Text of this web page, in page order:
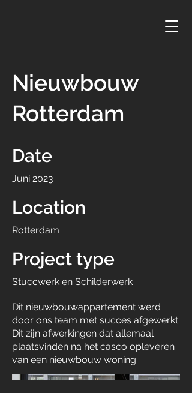
Nieuwbouw
Rotterdam
Date
Juni 2023
Location
Rotterdam
Project type
Stuccwerk en Schilderwerk
Dit nieuwbouwappartement werd
door ons team met succes afgewerkt.
Dit zijn afwerkingen dat allemaal
plaatsvinden na het casco opleveren
van een nieuwbouw woning